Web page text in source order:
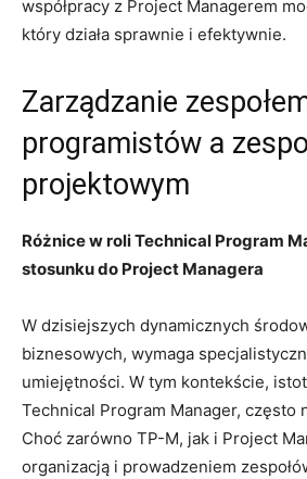
współpracy z Project Managerem⁣
który działa ‌sprawnie ‌i‌ efektywnie.
Zarządzanie
programistów a
projektowym
Różnice w roli ‍Technical Program
stosunku do⁣ Project Managera
W dzisiejszych dynamicznych⁣
biznesowych, ⁤wymaga
umiejętności. W tym kontekście,​
Technical ‌Program Manager,⁣ często
Choć zarówno TP-M,​ jak i Project
organizacją i prowadzeniem